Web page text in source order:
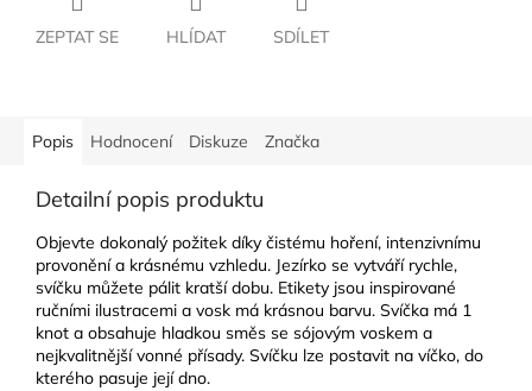
ZEPTAT SE HLÍDAT SDÍLET
Popis Hodnocení Diskuze Značka
Detailní popis produktu
Objevte dokonalý požitek díky čistému hoření, intenzivnímu
provonění a krásnému vzhledu. Jezírko se vytváří rychle,
svíčku můžete pálit kratší dobu. Etikety jsou inspirované
ručními ilustracemi a vosk má krásnou barvu. Svíčka má 1
knot a obsahuje hladkou směs se sójovým voskem a
nejkvalitnější vonné přísady. Svíčku lze postavit na víčko, do
kterého pasuje její dno.